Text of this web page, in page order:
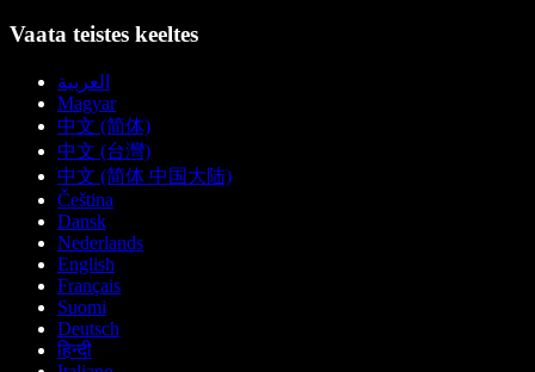
Vaata teistes keeltes
العربية
Magyar
中文 (简体)
中文 (台灣)
中文 (简体 中国大陆)
Čeština
Dansk
Nederlands
English
Français
Suomi
Deutsch
हिन्दी